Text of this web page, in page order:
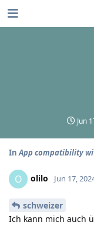
Jun
InApp compatibility
O olilo Jun 17,
schweizer
Ich kann mich auch